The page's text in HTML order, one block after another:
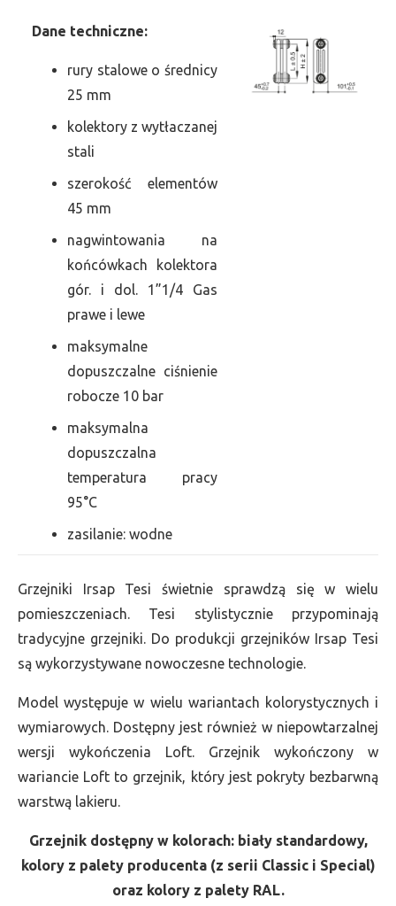
Dane techniczne:
rury stalowe o średnicy
25 mm
kolektory z wytłaczanej
stali
szerokość elementów
45 mm
nagwintowania na
końcówkach kolektora
gór. i dol. 1”1/4 Gas
prawe i lewe
maksymalne
dopuszczalne ciśnienie
robocze 10 bar
maksymalna
dopuszczalna
temperatura pracy
95°C
zasilanie: wodne
Grzejniki Irsap Tesi świetnie sprawdzą się w wielu
pomieszczeniach. Tesi stylistycznie przypominają
tradycyjne grzejniki. Do produkcji grzejników Irsap Tesi
są wykorzystywane nowoczesne technologie.
Model występuje w wielu wariantach kolorystycznych i
wymiarowych. Dostępny jest również w niepowtarzalnej
wersji wykończenia Loft. Grzejnik wykończony w
wariancie Loft to grzejnik, który jest pokryty bezbarwną
warstwą lakieru.
Grzejnik dostępny w kolorach: biały standardowy,
kolory z palety producenta (z serii Classic i Special)
oraz kolory z palety RAL.